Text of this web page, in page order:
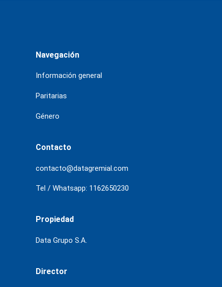
Navegación
Información general
Paritarias
Género
Contacto
contacto@datagremial.com
Tel / Whatsapp: 1162650230
Propiedad
Data Grupo S.A.
Director